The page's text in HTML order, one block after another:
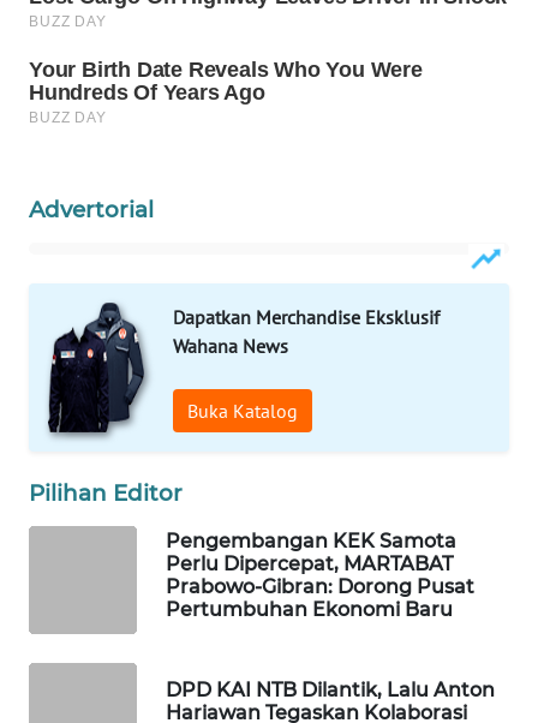
Advertorial
Dapatkan Merchandise Eksklusif
Wahana News
Buka Katalog
Pilihan Editor
Pengembangan KEK Samota
Perlu Dipercepat, MARTABAT
Prabowo-Gibran: Dorong Pusat
Pertumbuhan Ekonomi Baru
DPD KAI NTB Dilantik, Lalu Anton
Hariawan Tegaskan Kolaborasi
ID
WAHANANEWS
WAHANA
SPORT
WAHANA
UMKM
WAHANA
WAHANA